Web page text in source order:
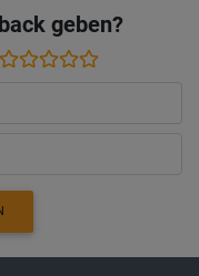
geben?